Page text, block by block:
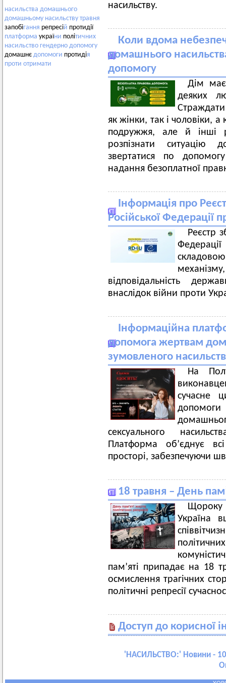
насильства домашнього
домашньому насильству травня
запобігання репресій протидії
платформа україни політичних
насильство гендерно допомогу
домашнє допомоги протидія
проти отримати
насильству.
Коли вдома
домашнього
допомогу
Дім
деяких
як жінки, так і чоловіки,
подружжя, але й інші
розпізнати ситуацію
звертатися по
надання безоплатної
Інформація про
Російської Федерації
Реєстр
відповідальність
внаслідок війни проти
Інформаційна
допомога жертвам
зумовленого
На
сучасне
сексуального
Платформа об’єднує
просторі, забезпечуючи
18 травня – День
Україна
пам’яті припадає на 18
осмислення трагічних
політичні репресії
Доступ до корисної
' НАСИЛЬСТВО:' Новини -